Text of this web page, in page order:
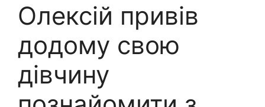
Олексій привів
додому свою
дівчину